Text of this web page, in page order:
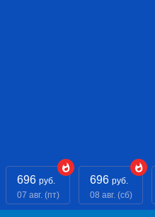
696 руб.
07 авг. (пт)
696 руб.
08 авг. (сб)